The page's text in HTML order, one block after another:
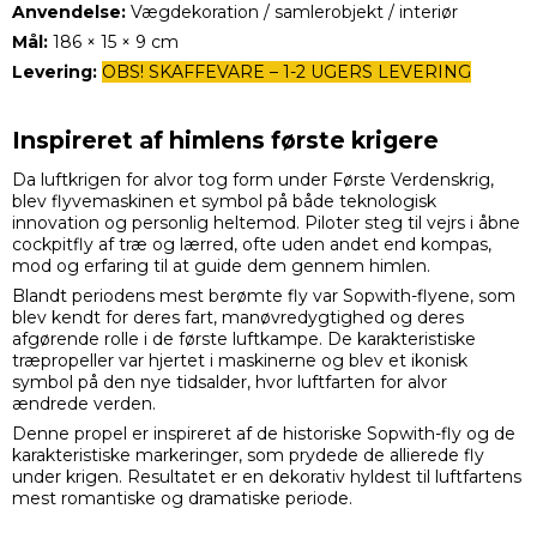
Anvendelse: Vægdekoration / samlerobjekt / interiør
Mål: 186 × 15 × 9 cm
Levering: OBS! SKAFFEVARE – 1-2 UGERS LEVERING
Inspireret af himlens første krigere
Da luftkrigen for alvor tog form under Første Verdenskrig,
blev flyvemaskinen et symbol på både teknologisk
innovation og personlig heltemod. Piloter steg til vejrs i åbne
cockpitfly af træ og lærred, ofte uden andet end kompas,
mod og erfaring til at guide dem gennem himlen.
Blandt periodens mest berømte fly var Sopwith-flyene, som
blev kendt for deres fart, manøvredygtighed og deres
afgørende rolle i de første luftkampe. De karakteristiske
træpropeller var hjertet i maskinerne og blev et ikonisk
symbol på den nye tidsalder, hvor luftfarten for alvor
ændrede verden.
Denne propel er inspireret af de historiske Sopwith-fly og de
karakteristiske markeringer, som prydede de allierede fly
under krigen. Resultatet er en dekorativ hyldest til luftfartens
mest romantiske og dramatiske periode.